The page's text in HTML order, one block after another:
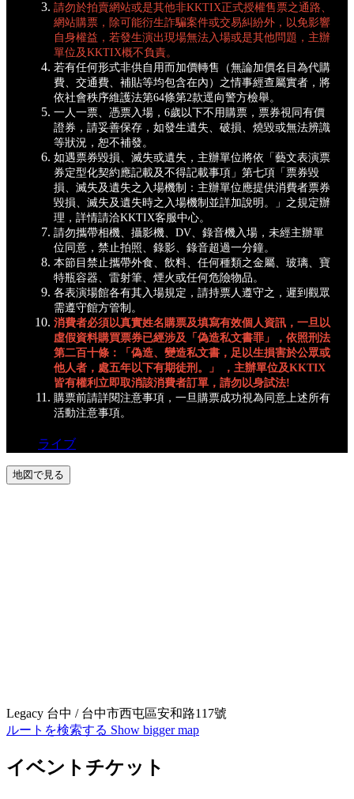
請勿於拍賣網站或是其他非KKTIX正式授權售票之通路、
網站購票，除可能衍生詐騙案件或交易糾紛外，以免影響
自身權益，若發生演出現場無法入場或是其他問題，主辦
單位及KKTIX概不負責。
若有任何形式非供自用而加價轉售（無論加價名目為代購
費、交通費、補貼等均包含在內）之情事經查屬實者，將
依社會秩序維護法第64條第2款逕向警方檢舉。
一人一票、憑票入場，6歲以下不用購票，票券視同有價
證券，請妥善保存，如發生遺失、破損、燒毀或無法辨識
等狀況，恕不補發。
如遇票券毀損、滅失或遺失，主辦單位將依「藝文表演票
券定型化契約應記載及不得記載事項」第七項「票券毀
損、滅失及遺失之入場機制：主辦單位應提供消費者票券
毀損、滅失及遺失時之入場機制並詳加說明。」之規定辦
理，詳情請洽KKTIX客服中心。
請勿攜帶相機、攝影機、DV、錄音機入場，未經主辦單
位同意，禁止拍照、錄影、錄音超過一分鐘。
本節目禁止攜帶外食、飲料、任何種類之金屬、玻璃、寶
特瓶容器、雷射筆、煙火或任何危險物品。
各表演場館各有其入場規定，請持票人遵守之，遲到觀眾
需遵守館方管制。
消費者必須以真實姓名購票及填寫有效個人資訊，一旦以
虛假資料購買票券已經涉及「偽造私文書罪」，依照刑法
第二百十條：「偽造、變造私文書，足以生損害於公眾或
他人者，處五年以下有期徒刑。」 ，主辦單位及KKTIX
皆有權利立即取消該消費者訂單，請勿以身試法!
購票前請詳閱注意事項，一旦購票成功視為同意上述所有
活動注意事項。
ライブ
地図で見る
Legacy 台中 / 台中市西屯區安和路117號
ルートを検索する Show bigger map
イベントチケット